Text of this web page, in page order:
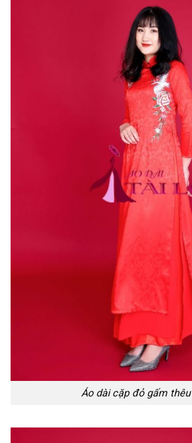
Áo dài cặp đỏ gấm